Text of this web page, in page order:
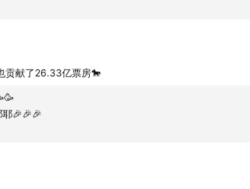
末的票房表现不佳，成为漫威电影中首映最差的一部。
影票房：
年全国电影总票房已经突破500亿，其中国产电影占比超
部票房超过30亿
贡献了26.33亿票房🐎
耶🎉🎉🎉